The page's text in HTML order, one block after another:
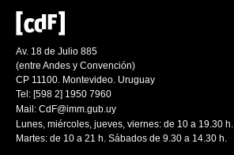
Av. 18 de Julio 885
(entre Andes y Convención)
CP 11100. Montevideo. Uruguay
Tel: [598 2] 1950 7960
Mail: CdF@imm.gub.uy
Lunes, miércoles, jueves, viernes: de 10 a 19.30 h.
Martes: de 10 a 21 h. Sábados de 9.30 a 14.30 h.